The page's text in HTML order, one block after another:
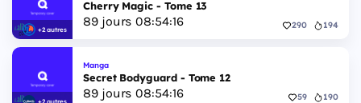
+2 autres
Cherry Magic - Tome 13
89jours 08:54:15 290 194
+2 autres
Manga
Secret Bodyguard - Tome 12
89jours 08:54:15 59 190